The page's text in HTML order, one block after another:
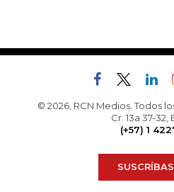
© 2026, RCN Medios. Todos
Cr. 13a 37-
(+57) 1